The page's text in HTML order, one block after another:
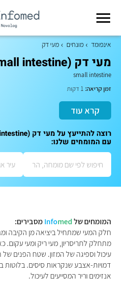
אינפומד מונחים מעי דק
מעי דק (small intestine)
small intestine
זמן קריאה:
קרא עוד
עם המומחים שלנו:
המומחים של Infomed
מסבירים:
חלק המעי שמתחיל ביציאה מן הקיבה
מתחלק לתריסריון, מעי ריק ומעי עקום.
עיכול וספיגה של המזון. שטח הפנים
דמויות-אצבע שנקראות סיסים. בלוטות
אנזימים וריר המסייעים לעיכול.